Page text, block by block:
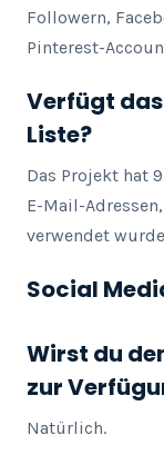
Social
Followern,
Pinterest-
Verfügt
Liste?
Das Projekt hat
E-Mail-
verwendet
Wirst du
zur
Natürlich.